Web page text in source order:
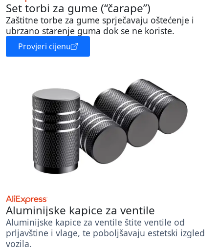
Set torbi za gume (“čarape”)
Zaštitne torbe za gume sprječavaju oštećenje i
ubrzano starenje guma dok se ne koriste.
Provjeri cijenu
Aluminijske kapice za ventile
Aluminijske kapice za ventile štite ventile od
prljavštine i vlage, te poboljšavaju estetski izgled
vozila.